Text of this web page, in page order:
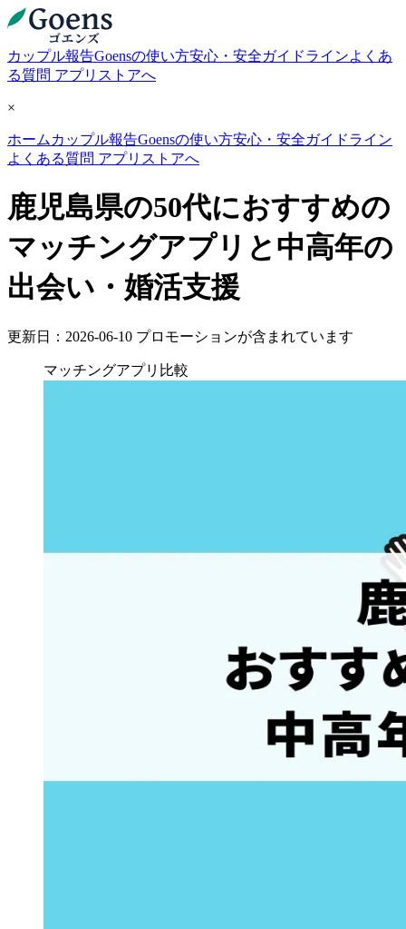
カップル報告Goensの使い方安心・安全ガイドラインよくあ
る質問 アプリストアへ
×
ホーム カップル報告Goensの使い方安心・安全ガイドライン
よくある質問 アプリストアへ
鹿児島県の50代におすすめの
マッチングアプリと中高年の
出会い・婚活支援
更新日：2026-06-10 プロモーションが含まれています
マッチングアプリ比較